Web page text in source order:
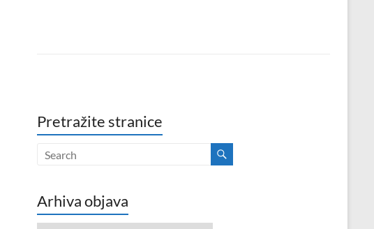
Pretražite stranice
Arhiva objava